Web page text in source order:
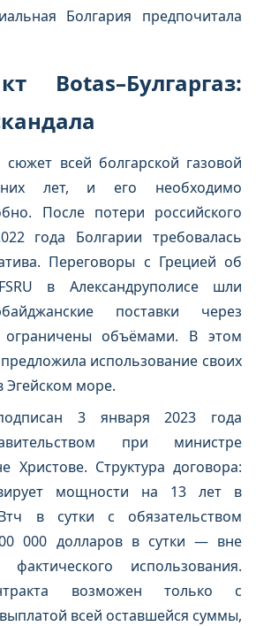
Болгария предпочитала
Botas–Булгаргаз:
всей болгарской газовой
лет, и его необходимо
После потери российского
года Болгарии требовалась
Переговоры с Грецией об
в Александруполисе шли
поставки через
ограничены объёмами. В этом
использование своих
Эгейском море.
3 января 2023 года
при министре
Христове. Структура договора:
мощности на 13 лет в
в сутки с обязательством
000 долларов в сутки — вне
использования.
возможен только с
всей оставшейся суммы,